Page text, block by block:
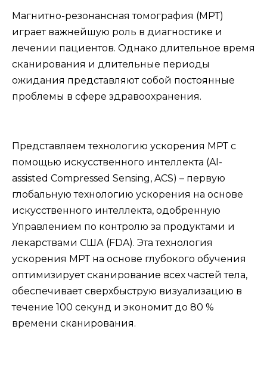
Магнитно-резонансная томография (МРТ)
играет важнейшую роль в диагностике и
лечении пациентов. Однако длительное время
сканирования и длительные периоды
ожидания представляют собой постоянные
проблемы в сфере здравоохранения.
Представляем технологию ускорения МРТ с
помощью искусственного интеллекта (AI-
assisted Compressed Sensing, ACS) – первую
глобальную технологию ускорения на основе
искусственного интеллекта, одобренную
Управлением по контролю за продуктами и
лекарствами США (FDA). Эта технология
ускорения МРТ на основе глубокого обучения
оптимизирует сканирование всех частей тела,
обеспечивает сверхбыструю визуализацию в
течение 100 секунд и экономит до 80 %
времени сканирования.